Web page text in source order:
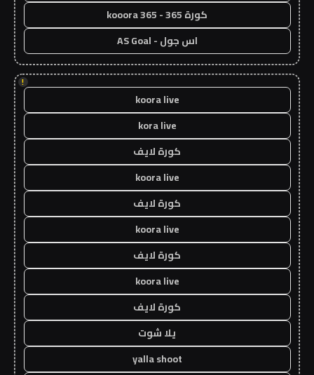
كورة 365 - kooora 365
اس جول - AS Goal
!
koora live
kora live
كورة لايف
koora live
كورة لايف
koora live
كورة لايف
koora live
كورة لايف
يلا شوت
yalla shoot